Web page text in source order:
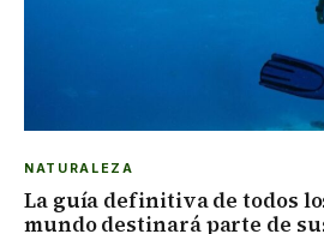
NATURALEZA
La guía definitiva de todos
mundo destinará parte de